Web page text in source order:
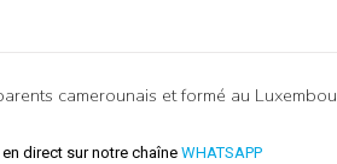
camerounais et formé au
direct sur notre chaîne WHATSAPP